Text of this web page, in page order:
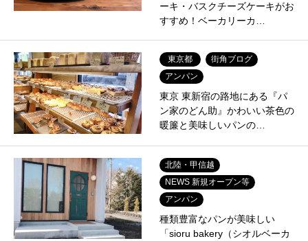
ーキ・バスクチーズケーキがお
すすめ！ベーカリーカ…
東京都
街角ブログ
アンパン
東京 東新宿の路地にある『パ
ン家のどん助』かわいい茶色の
暖簾と美味しいパンの…
北陸・甲信越
NEWS 新規オープン等
アンパン
種類豊富なパンが美味しい
「sioru bakery（シオルベーカ